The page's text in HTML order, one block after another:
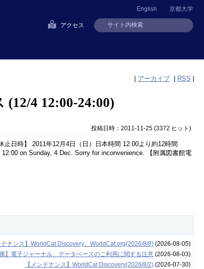
京都大学
English
アクセス
| アーカイブ | RSS |
(12/4 12:00-24:00)
投稿日時：2011-11-25(3372 ヒット )
止日時】 2011年12月4日（日）日本時間 12:00より約12時間
on Sunday, 4 Dec. Sorry for inconvenience. 【附属図書館電
テナンス】WorldCat Discovery、WorldCat.org(2026/8/8)(2026-08-05)
構】電子ジャーナル、データベースのご利用に関する注意(2026-08-03)
【メンテナンス】WorldCat Discovery(2026/8/2)(2026-07-30)